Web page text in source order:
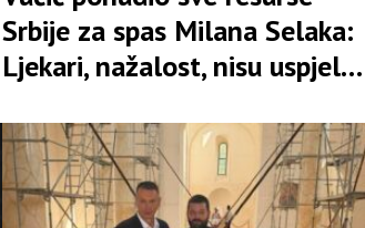
Srbije za spas Milana Selaka:
Ljekari, nažalost, nisu uspjeli(